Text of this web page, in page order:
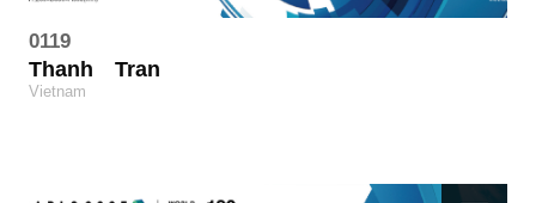
0119
Thanh Tran
Vietnam